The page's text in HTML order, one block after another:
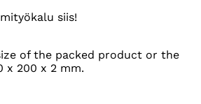
siis!
of the packed product or the
x 200 x 2 mm.